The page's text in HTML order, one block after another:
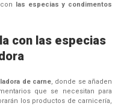
las especias y condimentos
con las especias
de carne, donde se añaden
que se necesitan para
los productos de carnicería,